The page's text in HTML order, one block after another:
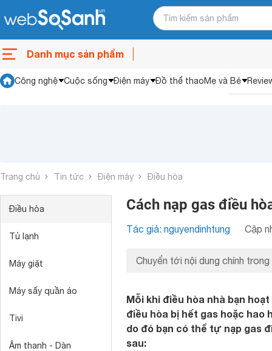
Danh mục sản phẩm
Công nghệ Cuộc sống Điện máy Đồ thể thaoMẹ và Bé
Trang chủ Tin tức Điện máy Điều hòa
Điều hòa
Tủ lạnh
Máy giặt
Máy sấy quần áo
Tivi
Âm thanh - Dàn
Cách nạp gas điều
Tác giả: nguyendinhtung Cập
Chuyển tới nội dung chính trong
Mỗi khi điều hòa nhà bạn
điều hòa bị hết gas hoặc hao
do đó bạn có thể tự nạp gas
sau: